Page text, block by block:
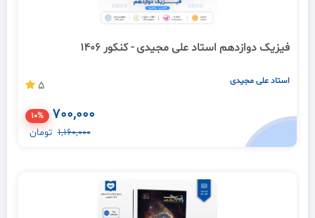
فیزیک دوازدهم استاد علی مجیدی - کنکور 1406
استاد علی مجیدی 5
700,000
10%
1,160,000 تومان